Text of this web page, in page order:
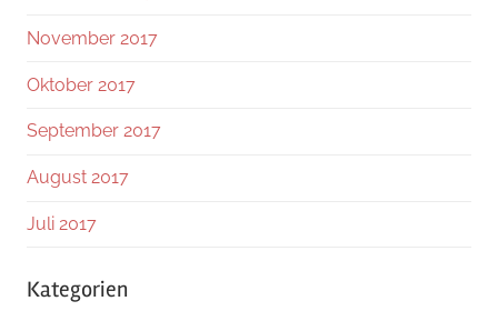
November 2017
Oktober 2017
September 2017
August 2017
Juli 2017
Kategorien